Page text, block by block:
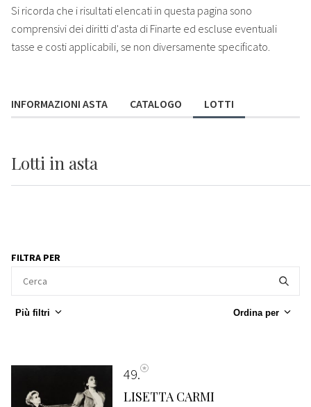
Si ricorda che i risultati elencati in questa pagina sono
comprensivi dei diritti d'asta di Finarte ed escluse eventuali
tasse e costi applicabili, se non diversamente specificato.
INFORMAZIONI ASTA CATALOGO LOTTI
Lotti in asta
FILTRA PER
Più filtri Ordina per
49
LISETTA CARMI